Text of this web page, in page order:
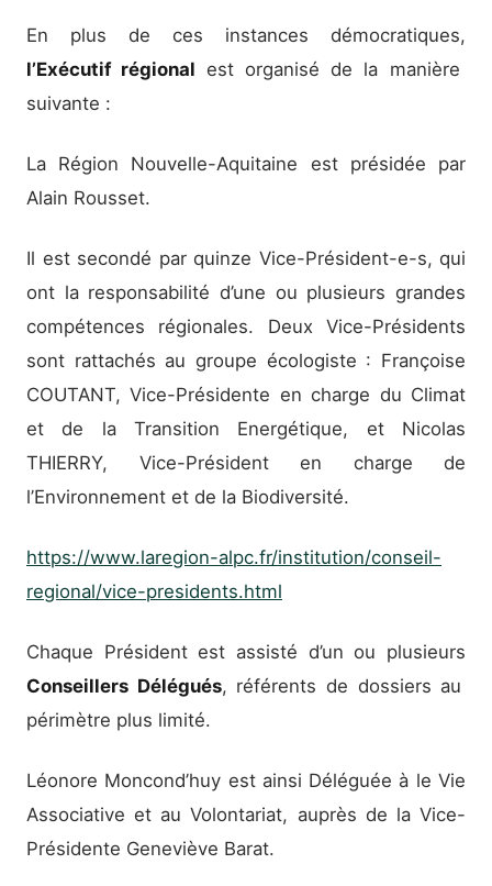
En plus de ces instances démocratiques,
l’Exécutif régional est organisé de la manière
suivante :
La Région Nouvelle-Aquitaine est présidée par
Alain Rousset.
Il est secondé par quinze Vice-Président-e-s, qui
ont la responsabilité d’une ou plusieurs grandes
compétences régionales. Deux Vice-Présidents
sont rattachés au groupe écologiste : Françoise
COUTANT, Vice-Présidente en charge du Climat
et de la Transition Energétique, et Nicolas
THIERRY, Vice-Président en charge de
l’Environnement et de la Biodiversité.
https://www.laregion-alpc.fr/institution/conseil-
regional/vice-presidents.html
Chaque Président est assisté d’un ou plusieurs
Conseillers Délégués, référents de dossiers au
périmètre plus limité.
Léonore Moncond’huy est ainsi Déléguée à le Vie
Associative et au Volontariat, auprès de la Vice-
Présidente Geneviève Barat.